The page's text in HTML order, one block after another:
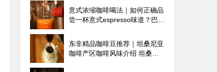
意式浓缩咖啡喝法｜如何正确品
尝一杯意式espresso味道？巴西
意式浓缩吗？
东非精品咖啡豆推荐｜坦桑尼亚
咖啡产区咖啡风味介绍 坦桑尼